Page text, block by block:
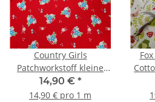
Country Girls
Patchworkstoff kleine
Blumen rot, weiß, türkis,
grün
14,90 € *
14,90 € pro 1 m